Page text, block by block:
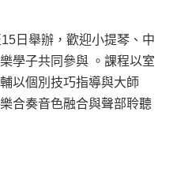
日舉辦，歡迎小提琴、中
學子共同參與 。課程以室
以個別技巧指導與大師
合奏音色融合與聲部聆聽